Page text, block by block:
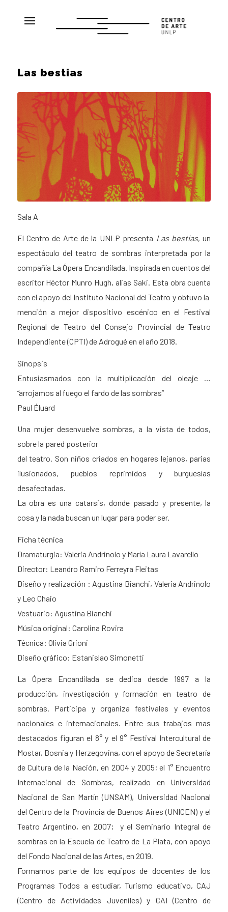
Las bestias
Sala A
El Centro de Arte de la UNLP presenta Las bestias, un
espectáculo del teatro de sombras interpretada por la
compañía La Ópera Encandilada. Inspirada en cuentos del
escritor Héctor Munro Hugh, alias Saki. Esta obra cuenta
con el apoyo del Instituto Nacional del Teatro y obtuvo la
mención a mejor dispositivo escénico en el Festival
Regional de Teatro del Consejo Provincial de Teatro
Independiente (CPTI) de Adrogué en el año 2018.
Sinopsis
Entusiasmados con la multiplicación del oleaje …
“arrojamos al fuego el fardo de las sombras”
Paul Éluard
Una mujer desenvuelve sombras, a la vista de todos,
sobre la pared posterior
del teatro. Son niños criados en hogares lejanos, parias
ilusionados, pueblos reprimidos y burguesías
desafectadas.
La obra es una catarsis, donde pasado y presente, la
cosa y la nada buscan un lugar para poder ser.
Ficha técnica
Dramaturgia: Valeria Andrinolo y María Laura Lavarello
Director: Leandro Ramiro Ferreyra Fleitas
Diseño y realización : Agustina Bianchi, Valeria Andrinolo
y Leo Chaio
Vestuario: Agustina Bianchi
Música original: Carolina Rovira
Técnica: Olivia Grioni
Diseño gráfico: Estanislao Simonetti
La Ópera Encandilada se dedica desde 1997 a la
producción, investigación y formación en teatro de
sombras. Participa y organiza festivales y eventos
nacionales e internacionales. Entre sus trabajos mas
destacados figuran el 8° y el 9° Festival Intercultural de
Mostar, Bosnia y Herzegovina, con el apoyo de Secretaría
de Cultura de la Nación, en 2004 y 2005; el 1° Encuentro
Internacional de Sombras, realizado en Universidad
Nacional de San Martín (UNSAM), Universidad Nacional
del Centro de la Provincia de Buenos Aires (UNICEN) y el
Teatro Argentino, en 2007; y el Seminario Integral de
sombras en la Escuela de Teatro de La Plata, con apoyo
del Fondo Nacional de las Artes, en 2019.
Formamos parte de los equipos de docentes de los
Programas Todos a estudiar, Turismo educativo, CAJ
(Centro de Actividades Juveniles) y CAI (Centro de